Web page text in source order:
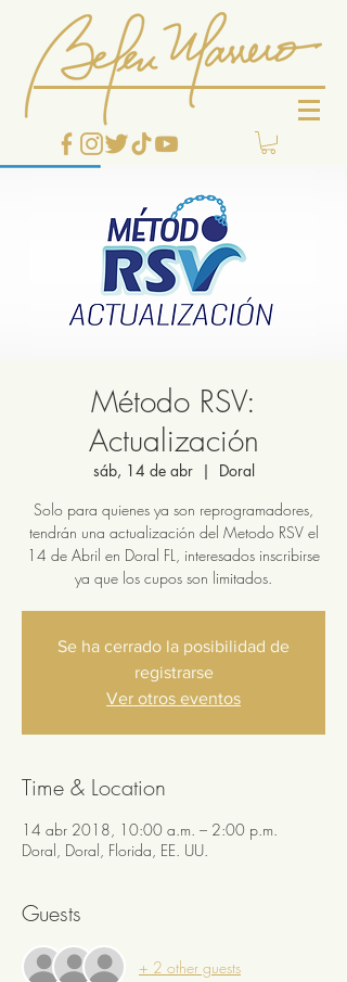
Método RSV:
Actualización
sáb, 14 de abr
  |
Doral
Solo para quienes ya son reprogramadores,
tendrán una actualización del Metodo RSV el
14 de Abril en Doral FL, interesados inscribirse
ya que los cupos son limitados.
Se ha cerrado la posibilidad de
registrarse
Ver otros eventos
Time & Location
14 abr 2018, 10:00 a.m. – 2:00 p.m.
Doral, Doral, Florida, EE. UU.
Guests
+ 2 other guests